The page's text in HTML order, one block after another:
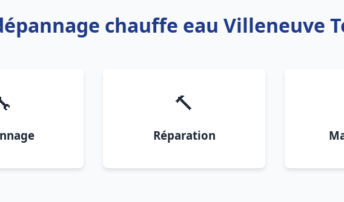
chauffe eau Villeneuve
🔨
Réparation